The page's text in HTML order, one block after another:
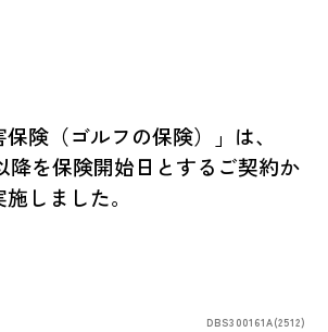
保険（ゴルフの保険）」は、
降を保険開始日とするご契約か
しました。
DBS300161A(2512)